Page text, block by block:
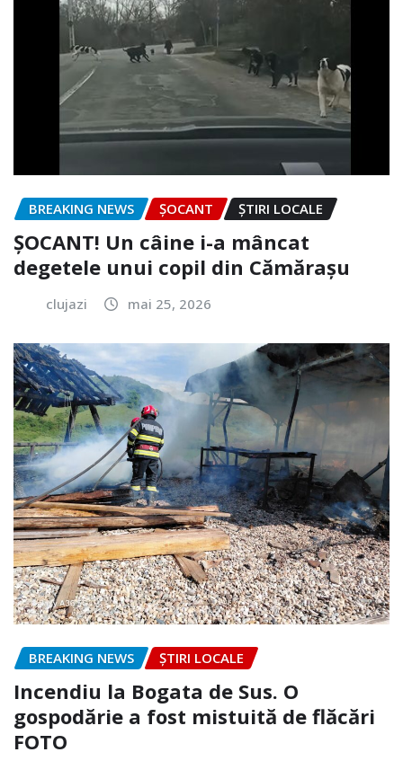
BREAKING NEWS ȘOCANT ȘTIRI LOCALE
ȘOCANT! Un câine i-a mâncat
degetele unui copil din Cămărașu
clujazi mai 25, 2026
BREAKING NEWS ȘTIRI LOCALE
Incendiu la Bogata de Sus. O
gospodărie a fost mistuită de flăcări
FOTO